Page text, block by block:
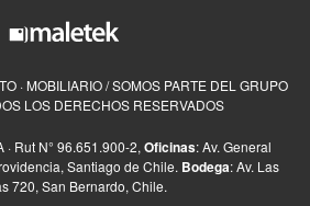
· MOBILIARIO / SOMOS PARTE DEL GRUPO
LOS DERECHOS RESERVADOS
Rut N° 96.651.900-2,Oficinas: Av. General
Santiago de Chile. Bodega: Av. Las
720, San Bernardo, Chile.